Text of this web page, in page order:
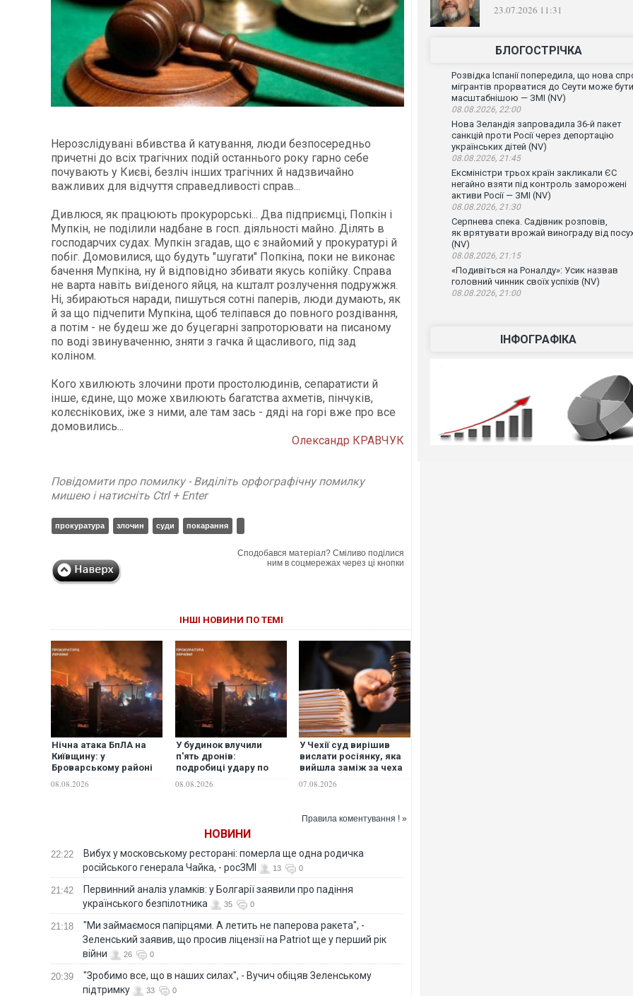
Нерозслідувані вбивства й катування, люди безпосередньо
причетні до всіх трагічних подій останнього року гарно себе
почувають у Києві, безліч інших трагічних й надзвичайно
важливих для відчуття справедливості справ...
Дивлюся, як працюють прокурорські... Два підприємці, Попкін і
Мупкін, не поділили надбане в госп. діяльності майно. Ділять в
господарчих судах. Мупкін згадав, що є знайомий у прокуратурі й
побіг. Домовилися, що будуть "шугати" Попкіна, поки не виконає
бачення Мупкіна, ну й відповідно збивати якусь копійку. Справа
не варта навіть виїденого яйця, на кшталт розлучення подружжя.
Ні, збираються наради, пишуться сотні паперів, люди думають, як
й за що підчепити Мупкіна, щоб теліпався до повного роздівання,
а потім - не будеш же до буцегарні запроторювати на писаному
по воді звинуваченню, зняти з гачка й щасливого, під зад
коліном.
Кого хвилюють злочини проти простолюдинів, сепаратисти й
інше, єдине, що може хвилюють багатства ахметів, пінчуків,
колєснікових, іже з ними, але там зась - дяді на горі вже про все
домовились...
Олександр КРАВЧУК
Повідомити про помилку - Виділіть орфографічну помилку
мишею і натисніть Ctrl + Enter
прокуратура злочин суди покарання
Сподобався матеріал? Сміливо поділися
ним в соцмережах через ці кнопки
ІНШІ НОВИНИ ПО ТЕМІ
Нічна атака БпЛА на
Київщину: у
Броварському районі
ліцею, її чоловік та 3-
08.08.2026
У будинок влучили
п'ять дронів:
подробиці удару по
загинули люди
08.08.2026
У Чехії суд вирішив
вислати росіянку, яка
вийшла заміж за чеха
07.08.2026
Правила коментування ! »
НОВИНИ
22:22
Вибух у московському ресторані: померла ще одна родичка
російського генерала Чайка, - росЗМІ
13 0
21:42
Первинний аналіз уламків: у Болгарії заявили про падіння
українського безпілотника
35 0
21:18
"Ми займаємося папірцями. А летить не паперова ракета", -
Зеленський заявив, що просив ліцензії на Patriot ще у перший рік
війни
26 0
20:39
"Зробимо все, що в наших силах", - Вучич обіцяв Зеленському
підтримку
33 0
23.07.2026 11:31
БЛОГОСТРІЧКА
Розвідка Іспанії попередила, що нова
мігрантів прорватися до Сеути може бути
масштабнішою — ЗМІ (NV)
08.08.2026, 22:00
Нова Зеландія запровадила 36-й пакет
санкцій проти Росії через депортацію
українських дітей (NV)
08.08.2026, 21:45
Ексміністри трьох країн закликали ЄС
негайно взяти під контроль заморожені
активи Росії — ЗМІ (NV)
08.08.2026, 21:30
Серпнева спека. Садівник розповів,
як врятувати врожай винограду від
(NV)
08.08.2026, 21:15
«Подивіться на Роналду»: Усик назвав
головний чинник своїх успіхів (NV)
08.08.2026, 21:00
ІНФОГРАФІКА